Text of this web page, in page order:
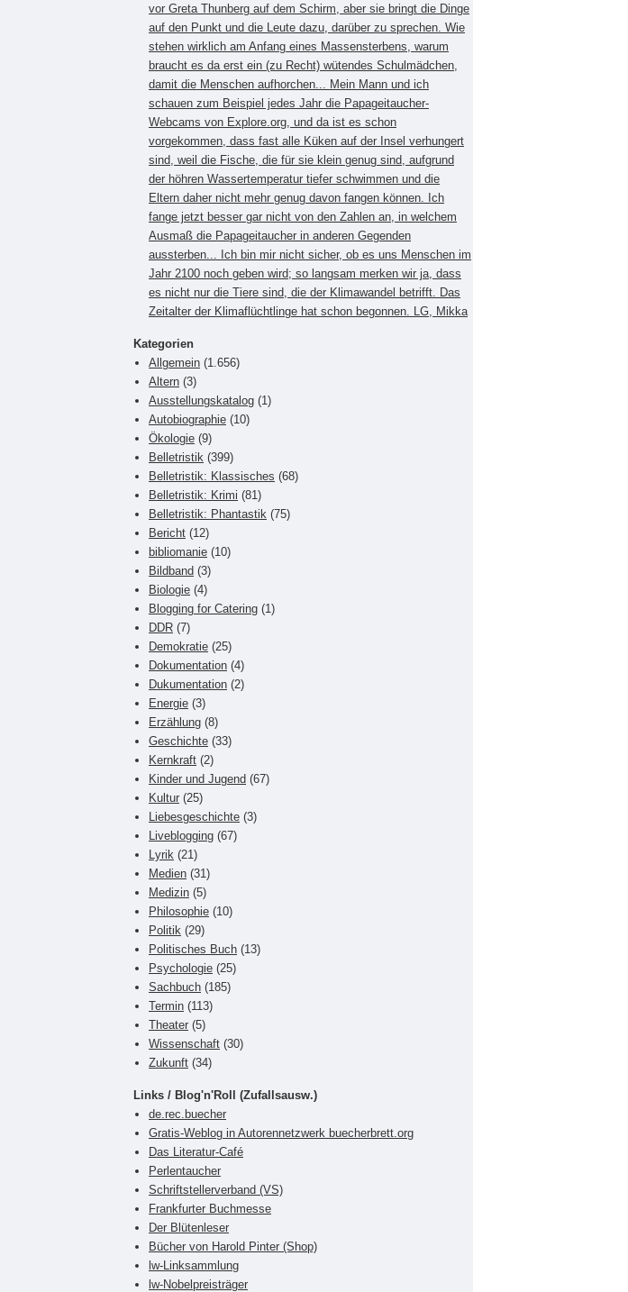
vor Greta Thunberg auf dem Schirm, aber sie bringt die Dinge
auf den Punkt und die Leute dazu, darüber zu sprechen. Wie
stehen wirklich am Anfang eines Massensterbens, warum
braucht es da erst ein (zu Recht) wütendes Schulmädchen,
damit die Menschen aufhorchen... Mein Mann und ich
schauen zum Beispiel jedes Jahr die Papageitaucher-
Webcams von Explore.org, und da ist es schon
vorgekommen, dass fast alle Küken auf der Insel verhungert
sind, weil die Fische, die für sie klein genug sind, aufgrund
der höhren Wassertemperatur tiefer schwimmen und die
Eltern daher nicht mehr genug davon fangen können. Ich
fange jetzt besser gar nicht von den Zahlen an, in welchem
Ausmaß die Papageitaucher in anderen Gegenden
aussterben... Ich bin mir nicht sicher, ob es uns Menschen im
Jahr 2100 noch geben wird; so langsam merken wir ja, dass
es nicht nur die Tiere sind, die der Klimawandel betrifft. Das
Zeitalter der Klimaflüchtlinge hat schon begonnen. LG, Mikka
Kategorien
Allgemein (1.656)
Altern (3)
Ausstellungskatalog (1)
Autobiographie (10)
Ökologie (9)
Belletristik (399)
Belletristik: Klassisches (68)
Belletristik: Krimi (81)
Belletristik: Phantastik (75)
Bericht (12)
bibliomanie (10)
Bildband (3)
Biologie (4)
Blogging for Catering (1)
DDR (7)
Demokratie (25)
Dokumentation (4)
Dukumentation (2)
Energie (3)
Erzählung (8)
Geschichte (33)
Kernkraft (2)
Kinder und Jugend (67)
Kultur (25)
Liebesgeschichte (3)
Liveblogging (67)
Lyrik (21)
Medien (31)
Medizin (5)
Philosophie (10)
Politik (29)
Politisches Buch (13)
Psychologie (25)
Sachbuch (185)
Termin (113)
Theater (5)
Wissenschaft (30)
Zukunft (34)
Links / Blog'n'Roll (Zufallsausw.)
de.rec.buecher
Gratis-Weblog in Autorennetzwerk buecherbrett.org
Das Literatur-Café
Perlentaucher
Schriftstellerverband (VS)
Frankfurter Buchmesse
Der Blütenleser
Bücher von Harold Pinter (Shop)
lw-Linksammlung
lw-Nobelpreisträger